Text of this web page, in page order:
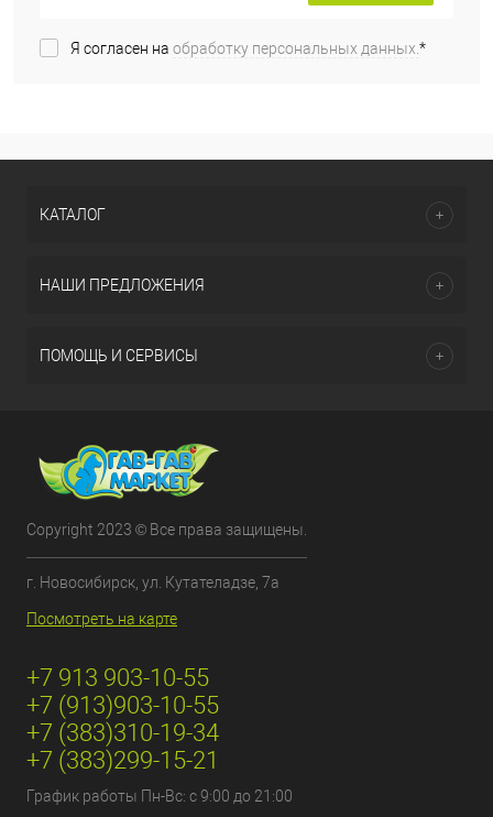
Я согласен на обработку персональных данных.*
КАТАЛОГ
НАШИ ПРЕДЛОЖЕНИЯ
ПОМОЩЬ И СЕРВИСЫ
Copyright 2023 © Все права защищены.
г. Новосибирск, ул. Кутателадзе, 7а
Посмотреть на карте
+7 913 903-10-55
+7 (913)903-10-55
+7 (383)310-19-34
+7 (383)299-15-21
График работы Пн-Вс: с 9:00 до 21:00